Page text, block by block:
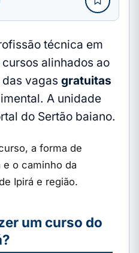
técnica em
cursos alinhados ao
vagas gratuitas
A unidade
do Sertão baiano.
a forma de
o caminho da
Ipirá e região.
um curso do